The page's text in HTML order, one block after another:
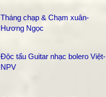
Tháng chạp & Chạm xuân-
Hương Ngọc
Độc tấu Guitar nhạc bolero Việt-
NPV